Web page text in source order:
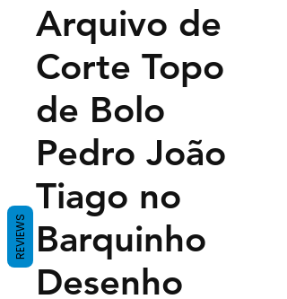
Arquivo de
Corte Topo
de Bolo
Pedro João
Tiago no
Barquinho
Desenho
REVIEWS